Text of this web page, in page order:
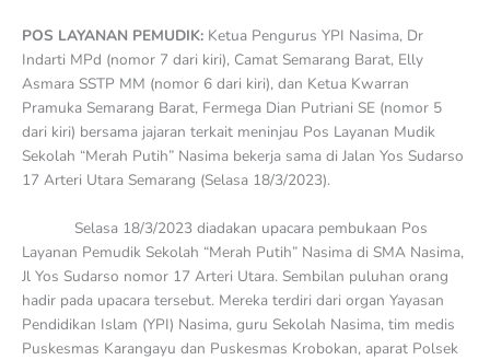
POS LAYANAN PEMUDIK: Ketua Pengurus YPI Nasima, Dr
Indarti MPd (nomor 7 dari kiri), Camat Semarang Barat, Elly
Asmara SSTP MM (nomor 6 dari kiri), dan Ketua Kwarran
Pramuka Semarang Barat, Fermega Dian Putriani SE (nomor 5
dari kiri) bersama jajaran terkait meninjau Pos Layanan Mudik
Sekolah “Merah Putih” Nasima bekerja sama di Jalan Yos Sudarso
17 Arteri Utara Semarang (Selasa 18/3/2023).
Selasa 18/3/2023 diadakan upacara pembukaan Pos
Layanan Pemudik Sekolah “Merah Putih” Nasima di SMA Nasima,
Jl Yos Sudarso nomor 17 Arteri Utara. Sembilan puluhan orang
hadir pada upacara tersebut. Mereka terdiri dari organ Yayasan
Pendidikan Islam (YPI) Nasima, guru Sekolah Nasima, tim medis
Puskesmas Karangayu dan Puskesmas Krobokan, aparat Polsek